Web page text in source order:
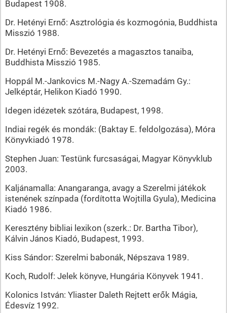
Budapest 1908.
Dr. Hetényi Ernő: Asztrológia és kozmogónia, Buddhista
Misszió 1988.
Dr. Hetényi Ernő: Bevezetés a magasztos tanaiba,
Buddhista Misszió 1985.
Hoppál M.-Jankovics M.-Nagy A.-Szemadám Gy.:
Jelképtár, Helikon Kiadó 1990.
Idegen idézetek szótára, Budapest, 1998.
Indiai regék és mondák: (Baktay E. feldolgozása), Móra
Könyvkiadó 1978.
Stephen Juan: Testünk furcsaságai, Magyar Könyvklub
2003.
Kaljánamalla: Anangaranga, avagy a Szerelmi játékok
istenének színpada (fordította Wojtilla Gyula), Medicina
Kiadó 1986.
Keresztény bibliai lexikon (szerk.: Dr. Bartha Tibor),
Kálvin János Kiadó, Budapest, 1993.
Kiss Sándor: Szerelmi babonák, Népszava 1989.
Koch, Rudolf: Jelek könyve, Hungária Könyvek 1941.
Kolonics István: Yliaster Daleth Rejtett erők Mágia,
Édesvíz 1992.